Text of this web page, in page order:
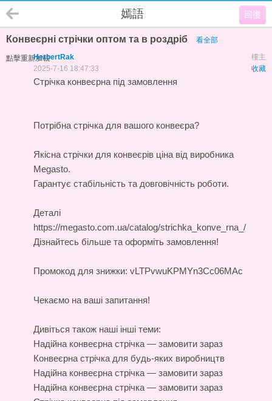
回復
嫣語
Конвеєрні стрічки оптом та в роздріб 看全部
點擊重新加載 樓主
HerbertRak
收藏
2025-7-16 18:47:33
Стрічка конвеєрна під замовлення
Потрібна стрічка для вашого конвеєра?
Якісна стрічки для конвеєрів ціна від виробника
Megasto.
Гарантує стабільність та довговічність роботи.
Деталі
https://megasto.com.ua/catalog/strichka_konve_rna_/
Дізнайтесь більше та оформіть замовлення!
Промокод для знижки: vLTPvwuKPMYn3Cc06MAc
Чекаємо на ваші запитання!
Дивіться також наші інші теми:
Надійна конвеєрна стрічка — замовити зараз
Конвеєрна стрічка для будь-яких виробництв
Надійна конвеєрна стрічка — замовити зараз
Надійна конвеєрна стрічка — замовити зараз